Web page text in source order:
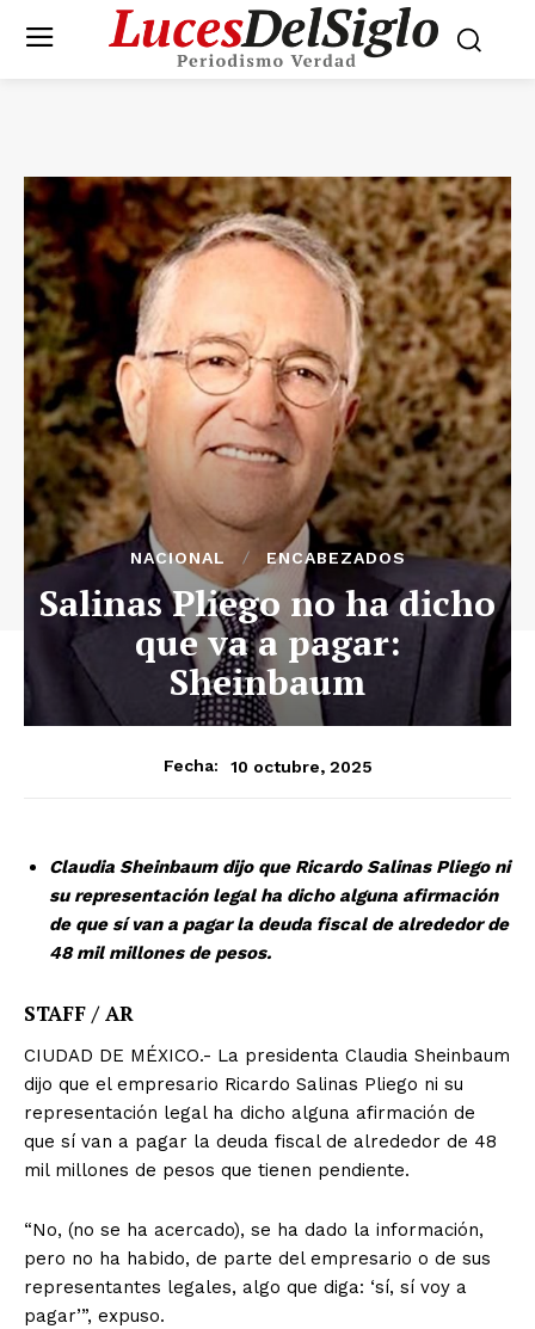
NACIONAL ENCABEZADOS
Salinas Pliego no ha dicho
que va a pagar:
Sheinbaum
Fecha: 10 octubre, 2025
Claudia Sheinbaum dijo que Ricardo Salinas Pliego ni
su representación legal ha dicho alguna afirmación
de que sí van a pagar la deuda fiscal de alrededor de
48 mil millones de pesos.
STAFF / AR
CIUDAD DE MÉXICO.- La presidenta Claudia Sheinbaum
dijo que el empresario Ricardo Salinas Pliego ni su
representación legal ha dicho alguna afirmación de
que sí van a pagar la deuda fiscal de alrededor de 48
mil millones de pesos que tienen pendiente.
“No, (no se ha acercado), se ha dado la información,
pero no ha habido, de parte del empresario o de sus
representantes legales, algo que diga: ‘sí, sí voy a
pagar’”, expuso.